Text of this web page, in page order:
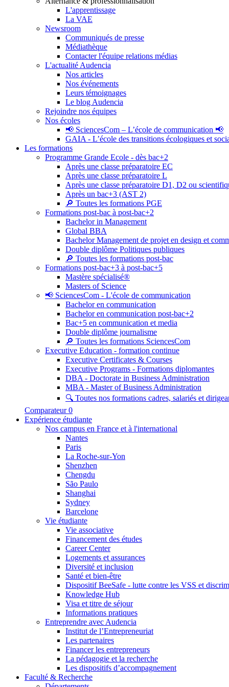
L'apprentissage
La VAE
Newsroom
Communiqués de presse
Médiathèque
Contacter l'équipe relations médias
L'actualité Audencia
Nos articles
Nos événements
Leurs témoignages
Le blog Audencia
Rejoindre nos équipes
Nos écoles
📢 SciencesCom – L’école de communication 📢
GAIA - L’école des transitions écologiques et
Les formations
Programme Grande Ecole - dès bac+2
Après une classe préparatoire EC
Après une classe préparatoire L
Après une classe préparatoire D1, D2 ou
Après un bac+3 (AST 2)
🔎 Toutes les formations PGE
Formations post-bac à post-bac+2
Bachelor in Management
Global BBA
Bachelor Management de projet en design et
Double diplôme Politiques publiques
🔎 Toutes les formations post-bac
Formations post-bac+3 à post-bac+5
Mastère spécialisé®
Masters of Science
📢 SciencesCom - L'école de communication
Bachelor en communication
Bachelor en communication post-bac+2
Bac+5 en communication et media
Double diplôme journalisme
🔎 Toutes les formations SciencesCom
Executive Education - formation continue
Executive Certificates & Courses
Executive Programs - Formations diplomantes
DBA - Doctorate in Business Administration
MBA - Master of Business Administration
🔍 Toutes nos formations cadres, salariés et
Comparateur 0
Expérience étudiante
Nos campus en France et à l'international
Nantes
Paris
La Roche-sur-Yon
Shenzhen
Chengdu
São Paulo
Shanghai
Sydney
Barcelone
Vie étudiante
Vie associative
Financement des études
Career Center
Logements et assurances
Diversité et inclusion
Santé et bien-être
Dispositif BeeSafe - lutte contre les VSS et
Knowledge Hub
Visa et titre de séjour
Informations pratiques
Entreprendre avec Audencia
Institut de l’Entrepreneuriat
Les partenaires
Financer les entrepreneurs
La pédagogie et la recherche
Les dispositifs d’accompagnement
Faculté & Recherche